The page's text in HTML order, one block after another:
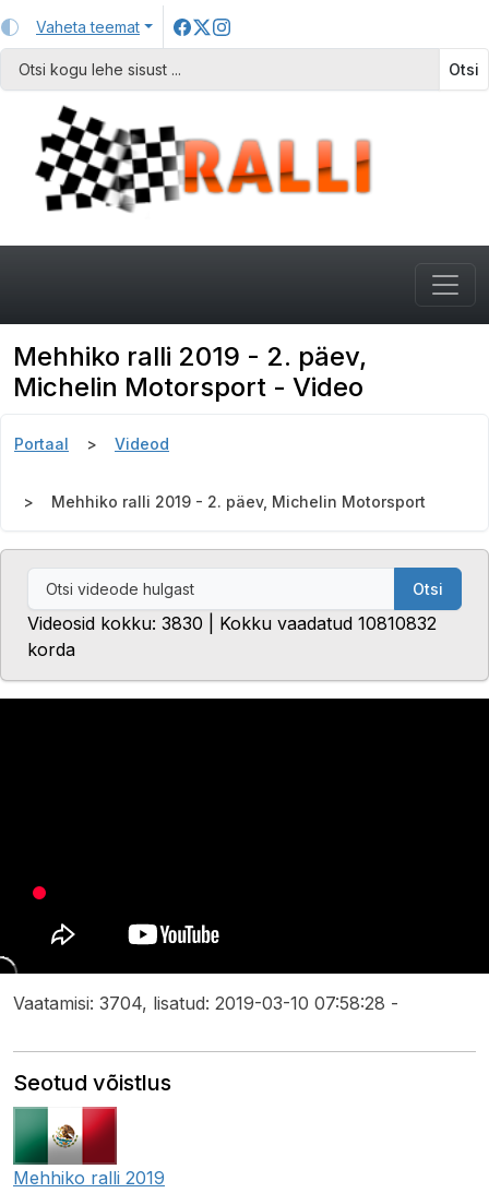
Vaheta teemat
Otsi
Mehhiko ralli 2019 - 2. päev,
Michelin Motorsport - Video
Portaal Videod
Mehhiko ralli 2019 - 2. päev, Michelin Motorsport
Otsi
Videosid kokku: 3830 | Kokku vaadatud 10810832
korda
Vaatamisi: 3704, lisatud: 2019-03-10 07:58:28 -
Seotud võistlus
Mehhiko ralli 2019